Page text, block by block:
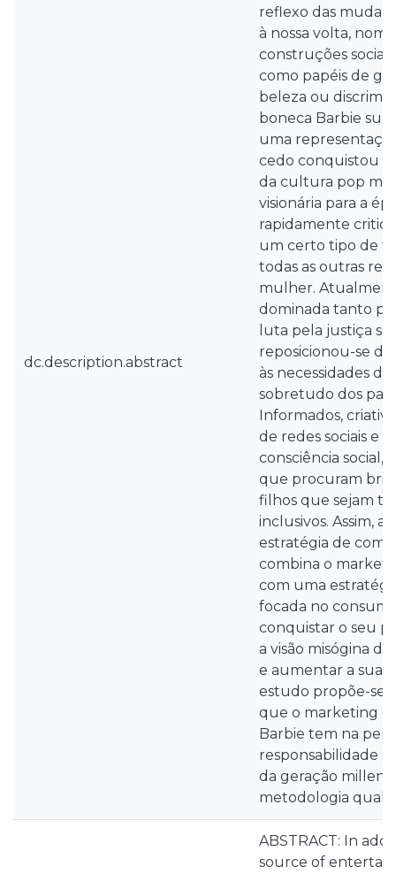
dc.description.abstract
reflexo das
à nossa volta,
construções
como papéis de
beleza ou
boneca Barbie
uma
cedo conquistou
da cultura pop
visionária para a
rapidamente
um certo tipo de
todas as outras
mulher.
dominada tanto
luta pela justiça
reposicionou-se
às necessidades
sobretudo dos
Informados,
de redes sociais e
consciência social,
que procuram
filhos que sejam
inclusivos. Assim,
estratégia de
combina o
com uma
focada no
conquistar o seu
a visão misógina
e aumentar a sua
estudo propõe-se
que o marketing
Barbie tem na
responsabilidade
da geração
metodologia
ABSTRACT: In
source of